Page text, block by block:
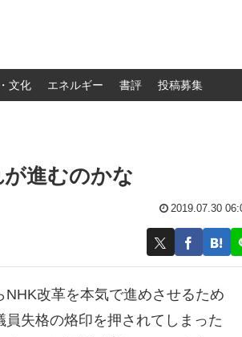
文化 エネルギー 書評 投稿募集
進むのかな
2019.07.30
改革を本気で進めさせるため
失格の烙印を押されてしまった